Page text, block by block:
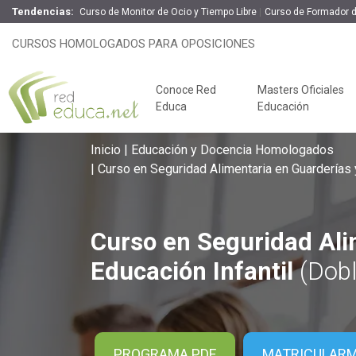
Tendencias: Curso de Monitor de Ocio y Tiempo Libre Curso de Formador
CURSOS HOMOLOGADOS PARA OPOSICIONES
Conoce Red
Educa
Masters Oficiales
Educación
Claves del éxito
Oposiciones de
Curso en Seguridad Alimentaria
Inicio
Educación y Docencia Homologados
Curso en Seguridad Alimentaria en
Curso en Seguridad
Educación Infantil